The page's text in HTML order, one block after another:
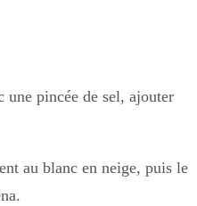
une pincée de sel, ajouter
au blanc en neige, puis le